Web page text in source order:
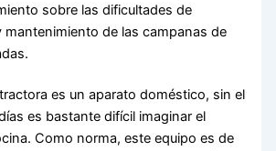
sobre las dificultades de
de las campanas de
es un aparato doméstico, sin el
es bastante difícil imaginar el
Como norma, este equipo es de